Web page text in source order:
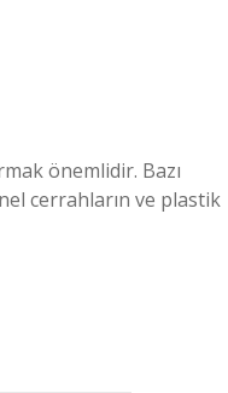
önemlidir. Bazı
cerrahların ve plastik